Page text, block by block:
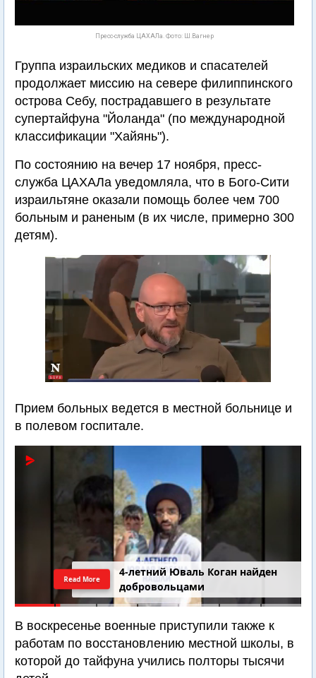
Пресс-служба ЦАХАЛа. Фото: Ш.Вагнер
Группа израильских медиков и спасателей
продолжает миссию на севере филиппинского
острова Себу, пострадавшего в результате
супертайфуна "Йоланда" (по международной
классификации "Хайянь").
По состоянию на вечер 17 ноября, пресс-
служба ЦАХАЛа уведомляла, что в Бого-Сити
израильтяне оказали помощь более чем 700
больным и раненым (в их числе, примерно 300
детям).
Прием больных ведется в местной больнице и
в полевом госпитале.
4-летний Юваль Коган найден
добровольцами
Read More
В воскресенье военные приступили также к
работам по восстановлению местной школы, в
которой до тайфуна учились полторы тысячи